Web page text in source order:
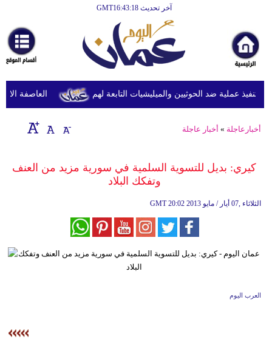
آخر تحديث GMT16:43:18
أخبارعاجلة
رياضة
ثقافة
إقتصاد
وموسيقى
سياحة
أخبار
العاصفة عملية ضد الحوثيين والميليشيات التابعة لهم
أخبارعاجلة » أخبار عاجلة
كيري: بديل للتسوية السلمية في سورية مزيد من العنف
وتفكك البلاد
GMT 20:02 2013 الثلاثاء ,07 أيار / مايو
العرب اليوم